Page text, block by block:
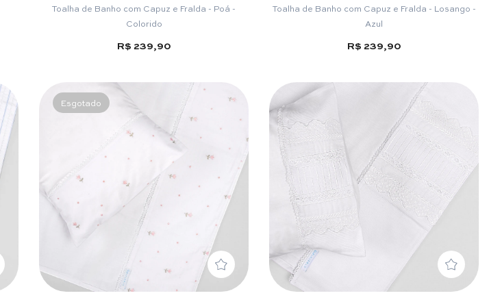
Toalha de Banho com Capuz e Fralda - Poá -
Colorido
R$ 239,90
Toalha de Banho com Capuz e Fralda - Losango -
Azul
R$ 239,90
Esgotado